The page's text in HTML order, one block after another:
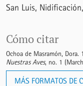
San Luis Nidificación
Cómo citar
Ochoa de Masramón, Dora.
Nuestras Aves, no. 1
MÁS FORMATOS DE